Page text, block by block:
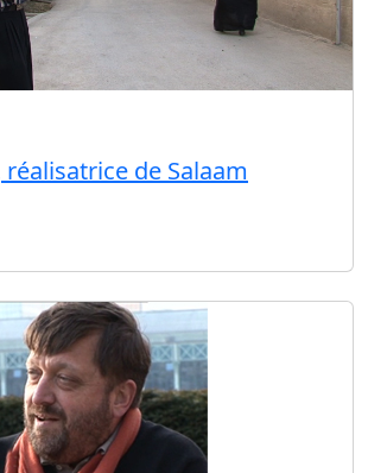
réalisatrice de Salaam